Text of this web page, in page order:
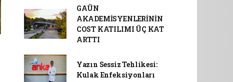
GAÜN
AKADEMİSYENLERİNİN
COST KATILIMI ÜÇ KAT
ARTTI
Yazın Sessiz Tehlikesi:
Kulak Enfeksiyonları